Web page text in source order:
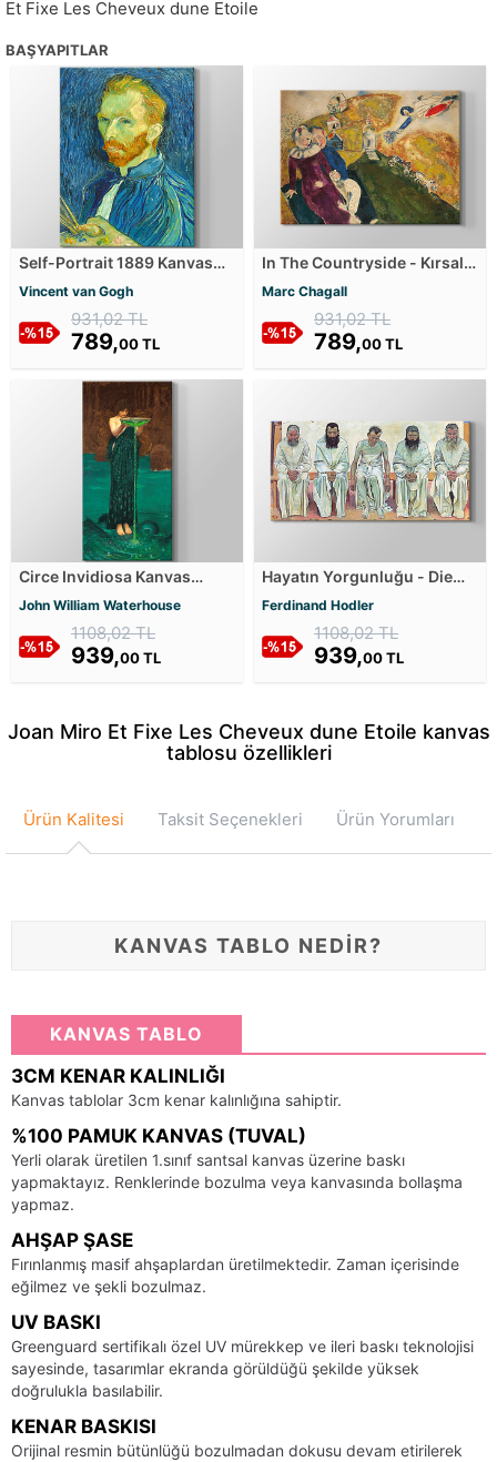
Et Fixe Les Cheveux dune Etoile
BAŞYAPITLAR
Self-Portrait 1889 Kanvas
Tablosu
Vincent van Gogh
931,02 TL
789,00 TL
In The Countryside - Kırsal
Marc Chagall
931,02 TL
789,00 TL
Circe Invidiosa Kanvas
Tablosu
John William Waterhouse
1108,02 TL
939,00 TL
Hayatın Yorgunluğu - Die
Lebensmüden - The Tired of
Life Kanvas Tablosu
Ferdinand Hodler
1108,02 TL
939,00 TL
Joan Miro Et Fixe Les Cheveux dune Etoile kanvas
tablosu özellikleri
Ürün Kalitesi Taksit Seçenekleri Ürün Yorumları
KANVAS TABLO NEDİR?
KANVAS TABLO
3CM KENAR KALINLIĞI
Kanvas tablolar 3cm kenar kalınlığına sahiptir.
%100 PAMUK KANVAS (TUVAL)
Yerli olarak üretilen 1.sınıf santsal kanvas üzerine baskı
yapmaktayız. Renklerinde bozulma veya kanvasında bollaşma
yapmaz.
AHŞAP ŞASE
Fırınlanmış masif ahşaplardan üretilmektedir. Zaman içerisinde
eğilmez ve şekli bozulmaz.
UV BASKI
Greenguard sertifikalı özel UV mürekkep ve ileri baskı teknolojisi
sayesinde, tasarımlar ekranda görüldüğü şekilde yüksek
doğrulukla basılabilir.
KENAR BASKISI
Orijinal resmin bütünlüğü bozulmadan dokusu devam etirilerek